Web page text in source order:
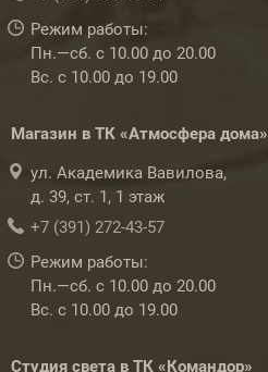
Режим работы:
Пн.—сб. с 10.00 до 20.00
Вс. с 10.00 до 19.00
Магазин в ТК «Атмосфера дома»
ул. Академика Вавилова,
д. 39, ст. 1, 1 этаж
+7 (391) 272-43-57
Режим работы:
Пн.—сб. с 10.00 до 20.00
Вс. с 10.00 до 19.00
Студия света в ТК «Командор»